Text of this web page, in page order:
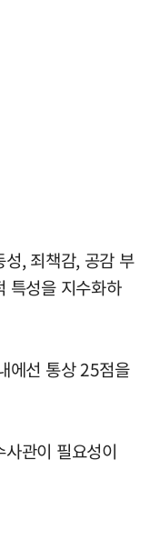
, 죄책감, 공감 부
특성을 지수화하
에선 통상 25점을
관이 필요성이